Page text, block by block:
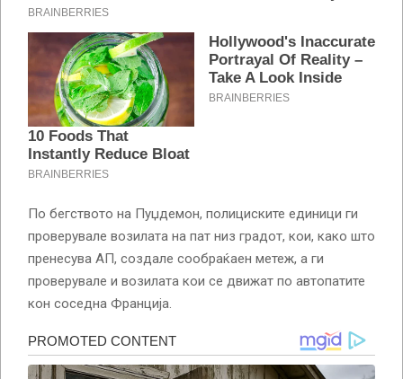
По бегството на Пуџдемон, полициските единици ги
проверувале возилата на пат низ градот, кои, како што
пренесува АП, создале сообраќаен метеж, а ги
проверувале и возилата кои се движат по автопатите
кон соседна Франција.